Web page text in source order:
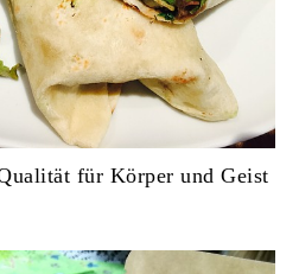
für Körper und Geist